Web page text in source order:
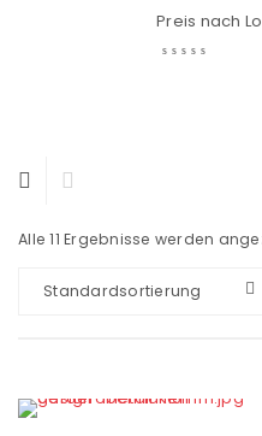
Preis nach
Alle 11 Ergebnisse werden
Standardsortierung